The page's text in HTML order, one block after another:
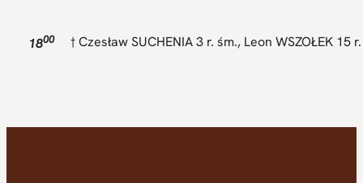
1800 † Czesław SUCHENIA 3 r. śm., Leon WSZOŁEK